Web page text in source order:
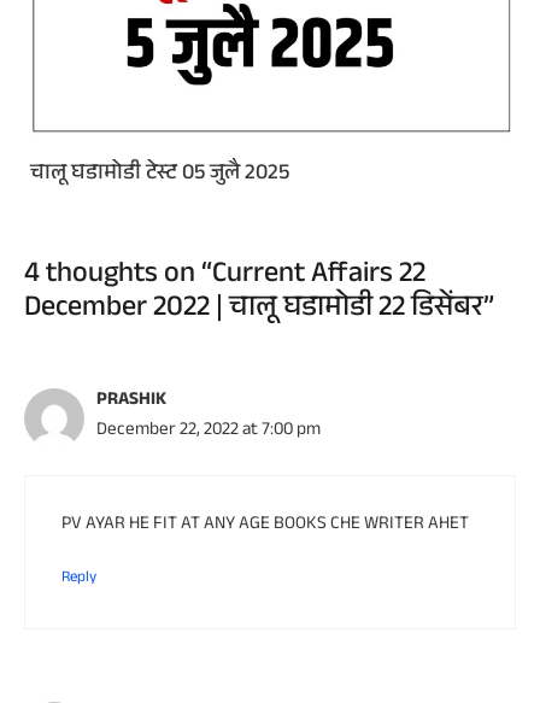
चालू घडामोडी टेस्ट 05 जुलै 2025
4 thoughts on “Current Affairs 22
December 2022 | चालू घडामोडी 22 डिसेंबर”
PRASHIK
December 22, 2022 at 7:00 pm
PV AYAR HE FIT AT ANY AGE BOOKS CHE WRITER AHET
Reply